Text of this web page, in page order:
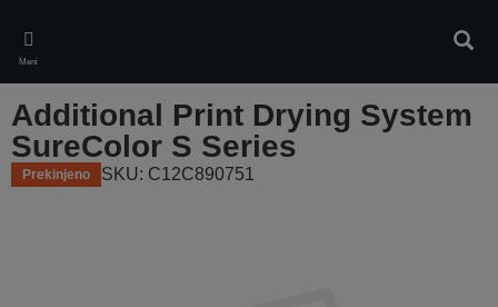
main
content
Meni
Additional Print Drying System
SureColor S Series
Prekinjeno SKU: C12C890751